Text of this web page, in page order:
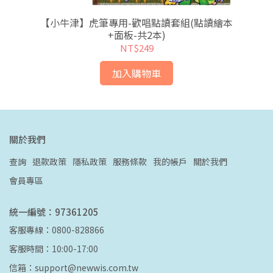
【小牛津】虎筆專用-歡唱點讀套組(點讀繪本
+面板-共2本)
NT$249
加入購物車
關於我們
查詢 退款政策 隱私政策 服務條款 我的帳戶
關於我們
會員專區
統一編號：97361205
客服專線：0800-828866
客服時間：10:00-17:00
信箱：support@newwis.com.tw